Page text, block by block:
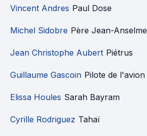
Vincent Andres Paul Dose
Michel Sidobre Père Jean-Anselme
Jean Christophe Aubert Piétrus
Guillaume Gascoin Pilote de l'avion
Elissa Houles Sarah Bayram
Cyrille Rodriguez Tahaï